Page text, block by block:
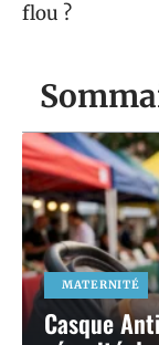
MATERNITÉ
Casque
flou ?